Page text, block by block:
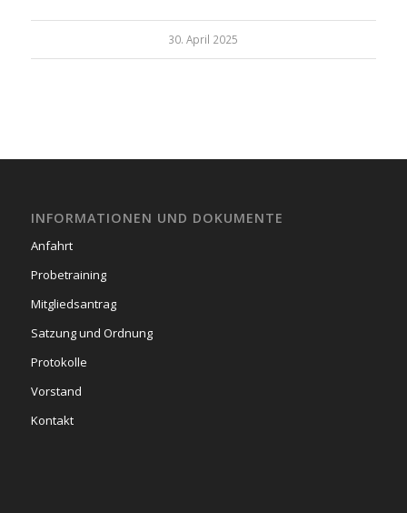
30. April 2025
INFORMATIONEN UND DOKUMENTE
Anfahrt
Probetraining
Mitgliedsantrag
Satzung und Ordnung
Protokolle
Vorstand
Kontakt